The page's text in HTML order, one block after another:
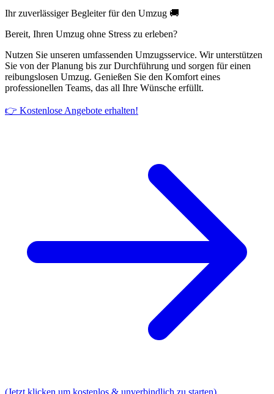
Ihr zuverlässiger Begleiter für den Umzug 🚚
Bereit, Ihren Umzug ohne Stress zu erleben?
Nutzen Sie unseren umfassenden Umzugsservice. Wir unterstützen
Sie von der Planung bis zur Durchführung und sorgen für einen
reibungslosen Umzug. Genießen Sie den Komfort eines
professionellen Teams, das all Ihre Wünsche erfüllt.
👉 Kostenlose Angebote erhalten!